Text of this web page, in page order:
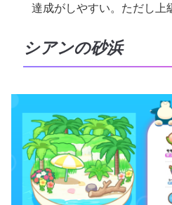
達成がしやすい。ただし上
シアンの砂浜